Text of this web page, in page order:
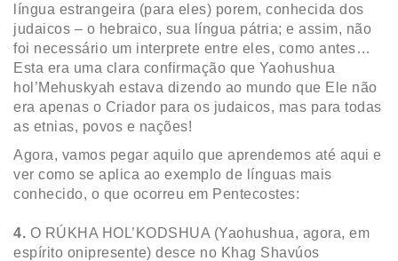
língua estrangeira (para eles) porem, conhecida dos
judaicos – o hebraico, sua língua pátria; e assim, não
foi necessário um interprete entre eles, como antes…
Esta era uma clara confirmação que Yaohushua
hol’Mehuskyah estava dizendo ao mundo que Ele não
era apenas o Criador para os judaicos, mas para todas
as etnias, povos e nações!
Agora, vamos pegar aquilo que aprendemos até aqui e
ver como se aplica ao exemplo de línguas mais
conhecido, o que ocorreu em Pentecostes:
4. O RÚKHA HOL’KODSHUA (Yaohushua, agora, em
espírito onipresente) desce no Khag Shavúos